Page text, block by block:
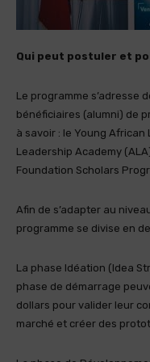
Qui peut postuler et
Le programme s’adresse
bénéficiaires (alumni) de
à savoir : le Young African
Leadership Academy
Foundation Scholars
Afin de s’adapter au
programme se divise en
La phase Idéation (Idea
phase de démarrage
dollars pour valider leur
marché et créer des